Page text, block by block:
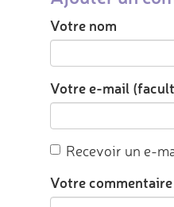
Votre nom
Votre e-mail
Recevoir un e-
Votre commentaire